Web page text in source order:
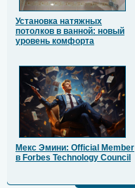
Установка натяжных
потолков в ванной: новый
уровень комфорта
Мекс Эмини: Official Member
в Forbes Technology Council